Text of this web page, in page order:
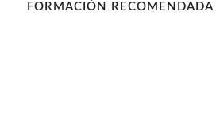
FORMACIÓN RECOMENDADA